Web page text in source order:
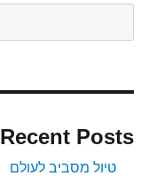
Recent Posts
טיול מסביב לעולם